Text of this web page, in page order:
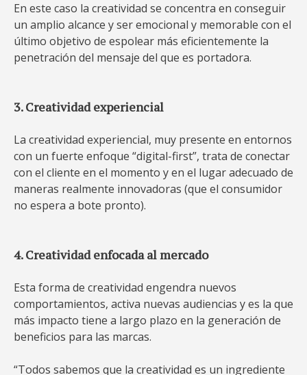
En este caso la creatividad se concentra en conseguir
un amplio alcance y ser emocional y memorable con el
último objetivo de espolear más eficientemente la
penetración del mensaje del que es portadora.
3. Creatividad experiencial
La creatividad experiencial, muy presente en entornos
con un fuerte enfoque “digital-first”, trata de conectar
con el cliente en el momento y en el lugar adecuado de
maneras realmente innovadoras (que el consumidor
no espera a bote pronto).
4. Creatividad enfocada al mercado
Esta forma de creatividad engendra nuevos
comportamientos, activa nuevas audiencias y es la que
más impacto tiene a largo plazo en la generación de
beneficios para las marcas.
“Todos sabemos que la creatividad es un ingrediente